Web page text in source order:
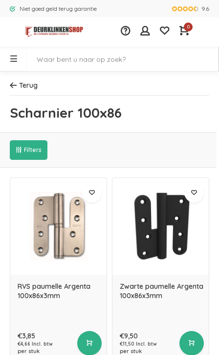
Niet goed geld terug garantie Grootste
9.6
0
Terug
Scharnier 100x86
Filters
RVS paumelle Argenta
100x86x3mm
€3,85
€4,66 Incl. btw
per stuk
Zwarte paumelle Argenta
100x86x3mm
€9,50
€11,50 Incl. btw
per stuk